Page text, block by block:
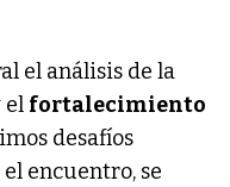
el análisis de la
el fortalecimiento
desafíos
encuentro, se